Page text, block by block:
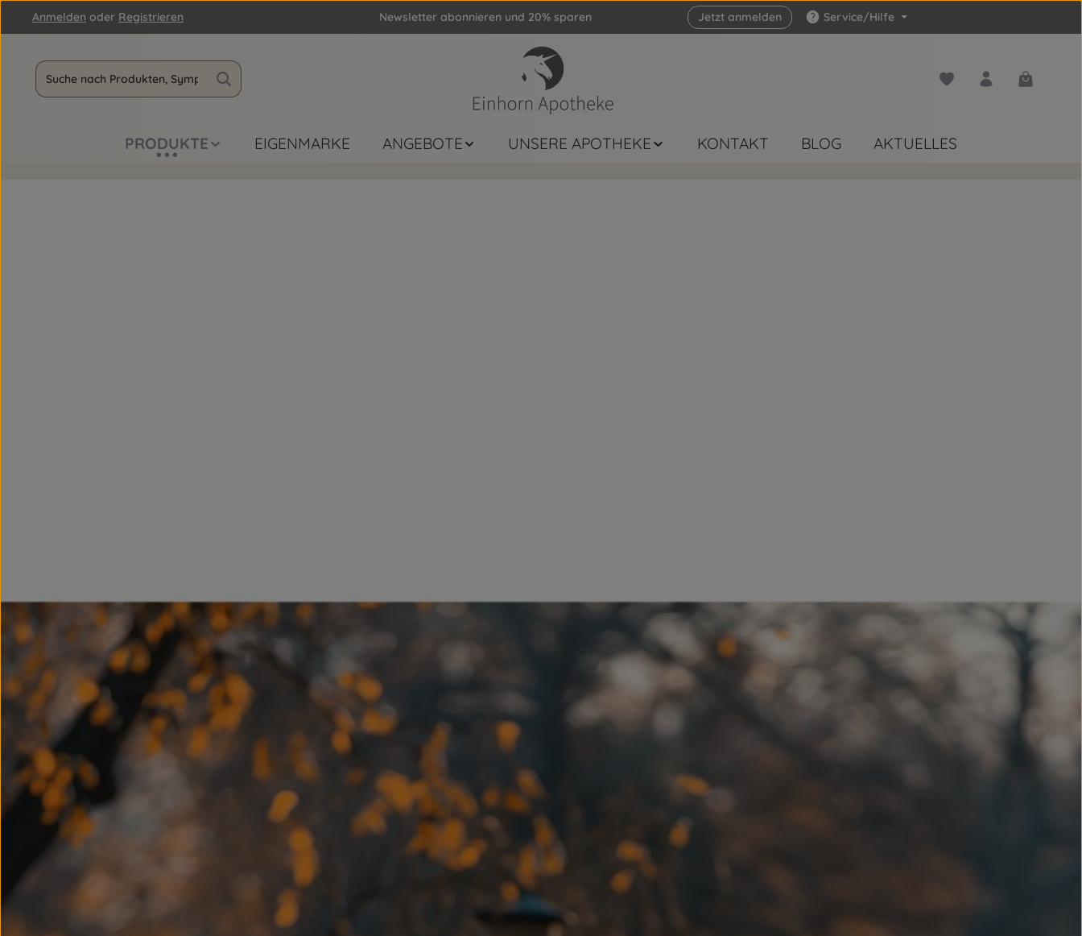
Hauptinhalt springen
Zur Suche springen
Zur Hauptnavigation springen
Anmelden oder Registrieren Newsletter abonnieren und 20% sparen Jetzt anmelden Service/Hilfe
Du hast 0 Produkte auf
PRODUKTE EIGENMARKE ANGEBOTE UNSERE APOTHEKE KONTAKT BLOG AKTUELLES